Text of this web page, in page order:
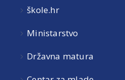
škole.hr
Ministarstvo
Državna matura